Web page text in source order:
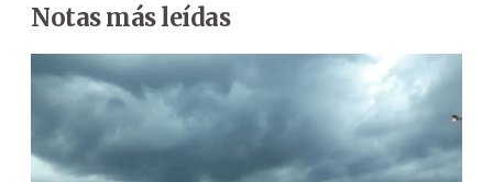
Notas más leídas